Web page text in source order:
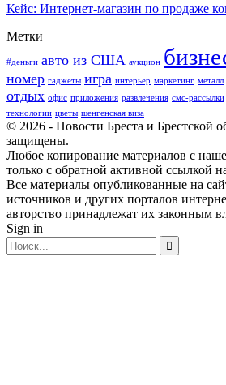
Кейс: Интернет-магазин по продаже
Метки
#деньги авто из США аукцион
номер гаджеты игра интерьер маркетинг металл
отдых офис приложения развлечения смс-рассылки
технологии цветы шенгенская виза
© 2026 - Новости Бреста и Брестской
защищены.
Любое копирование материалов с
только с обратной активной ссылкой
Все материалы опубликованные на
источников и других порталов
авторство принадлежат их законным
Sign in